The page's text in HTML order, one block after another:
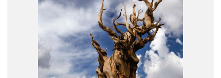
FORMAT
9788723554659